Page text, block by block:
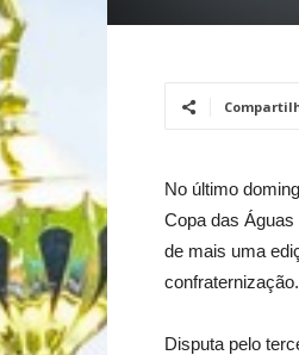
No último
Copa das
de mais uma
confraternização.
Disputa pelo